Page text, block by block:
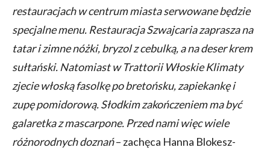
restauracjach w centrum miasta serwowane będzie
specjalne menu. Restauracja Szwajcaria zaprasza na
tatar i zimne nóżki, bryzol z cebulką, a na deser krem
sułtański. Natomiast w Trattorii Włoskie Klimaty
zjecie włoską fasolkę po bretońsku, zapiekankę i
zupę pomidorową. Słodkim zakończeniem ma być
galaretka z mascarpone. Przed nami więc wiele
różnorodnych doznań– zachęca Hanna Blokesz-